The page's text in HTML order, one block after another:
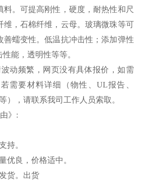
料。可提高刚性，硬度，耐热性和尺
维，石棉纤维，云母。玻璃微珠等可
善蠕变性。低温抗冲击性；添加弹性
能，透明性等等。
动频繁，网页没有具体报价，如需
需要材料详细（物性、 UL报告、
），请联系我司工作人员索取。
》 :
持。
优良，价格适中。
货。出货